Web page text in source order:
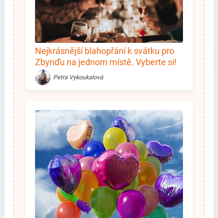
Nejkrásnější blahopřání k svátku pro
Zbynďu na jednom místě. Vyberte si!
Petra Vykoukalová